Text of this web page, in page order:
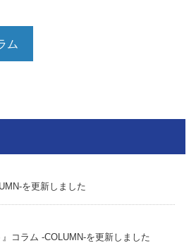
ム
を更新しました
コラム -COLUMN-を更新しました